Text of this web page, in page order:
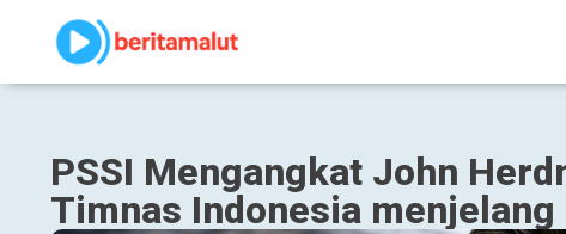
PSSI Mengangkat John
Timnas Indonesia